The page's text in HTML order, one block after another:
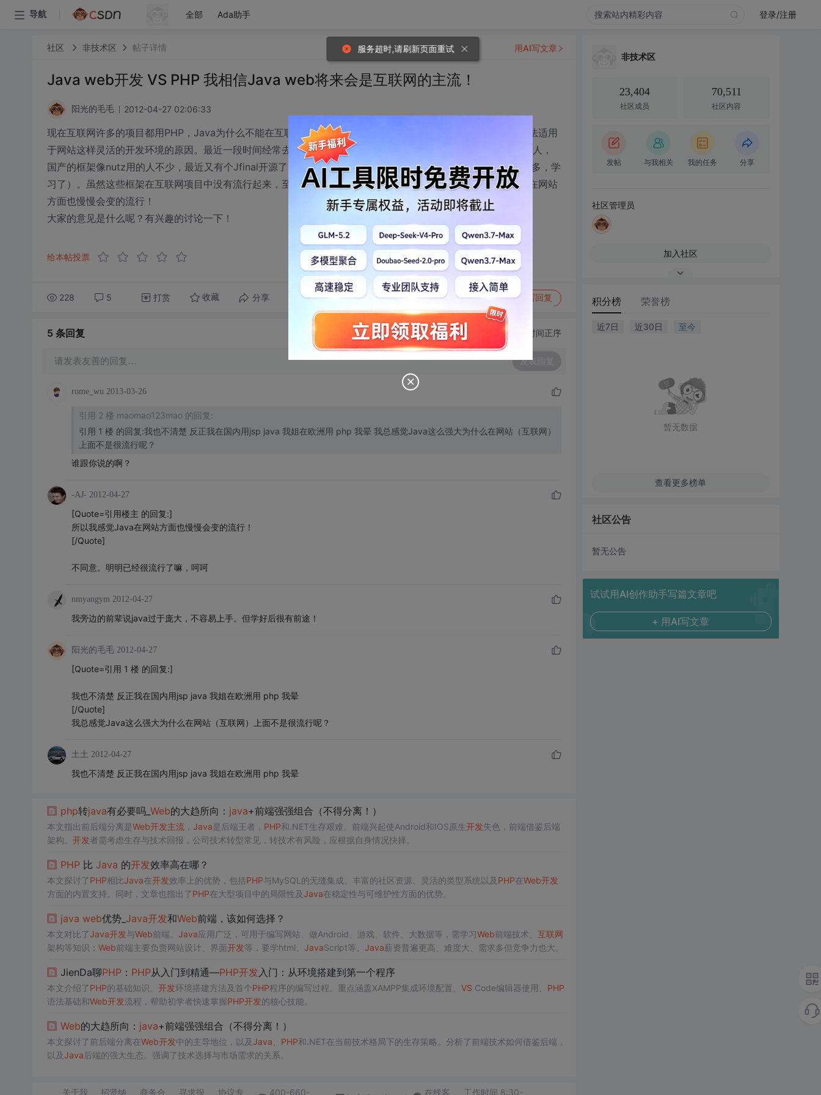
导航 全部 Ada助手 登录/注册
社区 非技术区 帖子详情
Java web开发 VS PHP 我相信Java web将来会是互联网的主流！
阳光的毛毛 2012-04-27 02:06:33
现在互联网许多的项目都用PHP，Java为什么不能在互联网网站方面大展拳脚呢？好像是SSH这样笨重的框架无法适用
于网站这样灵活的开发环境的原因。最近一段时间经常去OSChina中逛逛，发现了一批从事Java Web框架设计的人，
国产的框架像nutz用的人不少，最近又有个Jfinal开源了(用起来非常不错，加了他的群222478625，里面高手很多，学
习了）。虽然这些框架在互联网项目中没有流行起来，至少有一群人去推动它朝着那个方向走。所以我感觉Java在网站
方面也慢慢会变的流行！
大家的意见是什么呢？有兴趣的讨论一下！
给本帖投票
228 5 打赏 收藏 分享 转发到动态 举报 写回复
用AI写文章
5 条回复 切换为时间正序
请发表友善的回复… 发表回复
rome_wu 2013-03-26
引用 2 楼 maomao123mao 的回复:
引用 1 楼 的回复:我也不清楚 反正我在国内用jsp java 我姐在欧洲用 php 我晕 我总感觉Java这么强大为什么在网站（互联网）
上面不是很流行呢？
谁跟你说的啊？
-AJ- 2012-04-27
[Quote=引用楼主 的回复:]
所以我感觉Java在网站方面也慢慢会变的流行！
[/Quote]
不同意。明明已经很流行了嘛，呵呵
nmyangym 2012-04-27
我旁边的前辈说java过于庞大，不容易上手。但学好后很有前途！
阳光的毛毛 2012-04-27
[Quote=引用 1 楼 的回复:]
我也不清楚 反正我在国内用jsp java 我姐在欧洲用 php 我晕
[/Quote]
我总感觉Java这么强大为什么在网站（互联网）上面不是很流行呢？
土土 2012-04-27
我也不清楚 反正我在国内用jsp java 我姐在欧洲用 php 我晕
php转java有必要吗_ Web的大趋所向： java+前端强强组合（不得分离！）
本文指出前后端分离是Web开发主流， Java是后端王者， PHP和.NET生存艰难。前端兴起使Android和IOS原生开发失色，前端借鉴后端
架构。 开发者需考虑生存与技术回报，公司技术转型常见，转技术有风险，应根据自身情况抉择。
PHP 比 Java 的开发效率高在哪？
本文探讨了PHP相比Java在开发效率上的优势，包括PHP与MySQL的无缝集成、丰富的社区资源、灵活的类型系统以及 PHP在Web开发
方面的内置支持。同时，文章也指出了PHP在大型项目中的局限性及Java在稳定性与可维护性方面的优势。
java web优势_ Java开发和Web前端，该如何选择？
本文对比了Java开发与Web前端。 Java应用广泛，可用于编写网站、做Android、游戏、软件、大数据等，需学习Web前端技术、 互联网
架构等知识； Web前端主要负责网站设计、界面开发等，要学html、 JavaScript等。 Java薪资普遍更高、难度大、需求多但竞争力也大。
JienDa聊PHP ： PHP从入门到精通—PHP开发入门：从环境搭建到第一个程序
本文介绍了PHP的基础知识、 开发环境搭建方法及首个PHP程序的编写过程。重点涵盖XAMPP集成环境配置、 VS Code编辑器使用、 PHP
语法基础和Web开发流程，帮助初学者快速掌握PHP开发的核心技能。
Web的大趋所向： java+前端强强组合（不得分离！）
本文探讨了前后端分离在Web开发中的主导地位，以及Java PHP和.NET在当前技术格局下的生存策略。分析了前端技术如何借鉴后端，
以及Java后端的强大生态。强调了技术选择与市场需求的关系。
关于我 招贤纳 商务合 寻求报 协议专 400-660- 在线客 工作时间 8:30-
非技术区
23,404
社区成员
70,511
社区内容
发帖 与我相关 我的任务 分享
社区管理员
加入社区
积分榜 荣誉榜
近7日 近30日 至今
暂无数据
查看更多榜单
社区公告
暂无公告
试试用AI创作助手写篇文章吧
+ 用AI写文章
服务超时,请刷新页面重试